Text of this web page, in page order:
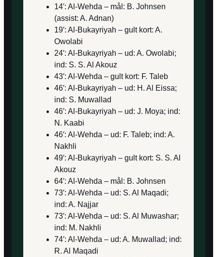
14′: Al-Wehda – mål: B. Johnsen
(assist: A. Adnan)
19′: Al-Bukayriyah – gult kort: A.
Owolabi
24′: Al-Bukayriyah – ud: A. Owolabi;
ind: S. S. Al Akouz
43′: Al-Wehda – gult kort: F. Taleb
46′: Al-Bukayriyah – ud: H. Al Eissa;
ind: S. Muwallad
46′: Al-Bukayriyah – ud: J. Moya; ind:
N. Kaabi
46′: Al-Wehda – ud: F. Taleb; ind: A.
Nakhli
49′: Al-Bukayriyah – gult kort: S. S. Al
Akouz
64′: Al-Wehda – mål: B. Johnsen
73′: Al-Wehda – ud: S. Al Maqadi;
ind: A. Najjar
73′: Al-Wehda – ud: S. Al Muwashar;
ind: M. Nakhli
74′: Al-Wehda – ud: A. Muwallad; ind:
R. Al Maqadi